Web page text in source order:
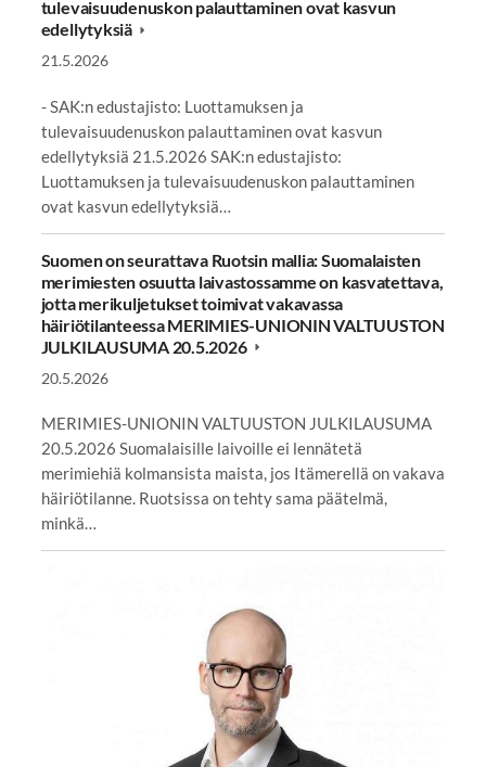
tulevaisuudenuskon palauttaminen ovat kasvun
edellytyksiä
21.5.2026
- SAK:n edustajisto: Luottamuksen ja
tulevaisuudenuskon palauttaminen ovat kasvun
edellytyksiä 21.5.2026 SAK:n edustajisto:
Luottamuksen ja tulevaisuudenuskon palauttaminen
ovat kasvun edellytyksiä…
Suomen on seurattava Ruotsin mallia: Suomalaisten
merimiesten osuutta laivastossamme on kasvatettava,
jotta merikuljetukset toimivat vakavassa
häiriötilanteessa MERIMIES-UNIONIN VALTUUSTON
JULKILAUSUMA 20.5.2026
20.5.2026
MERIMIES-UNIONIN VALTUUSTON JULKILAUSUMA
20.5.2026 Suomalaisille laivoille ei lennätetä
merimiehiä kolmansista maista, jos Itämerellä on vakava
häiriötilanne. Ruotsissa on tehty sama päätelmä,
minkä…